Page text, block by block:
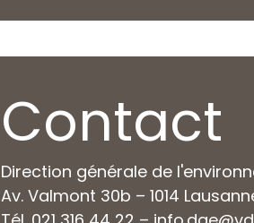
Contact
Direction générale de
Av. Valmont 30b – 1014